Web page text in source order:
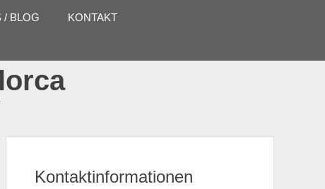
/ BLOG KONTAKT
Kontaktinformationen